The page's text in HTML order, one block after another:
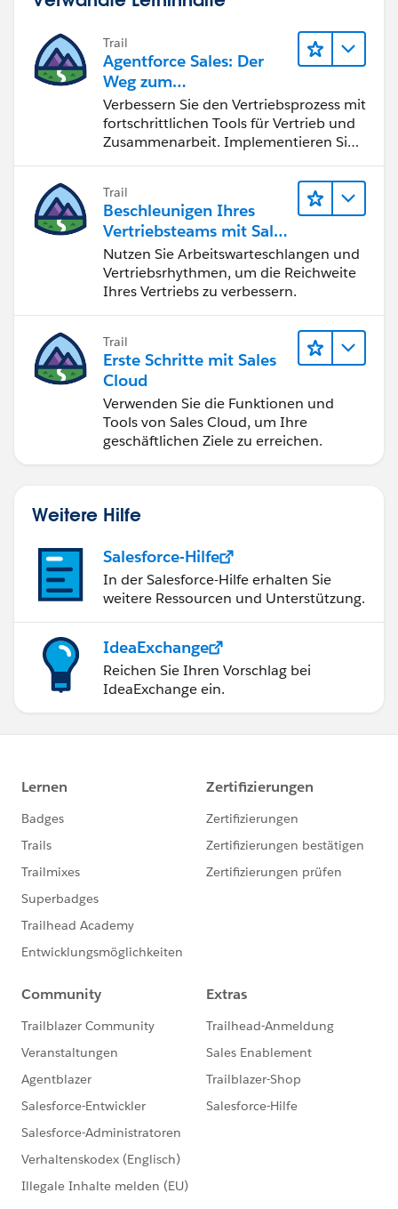
Trail
Agentforce Sales: Der
Weg zum
Vertriebsspezialisten
Verbessern Sie den Vertriebsprozess mit
fortschrittlichen Tools für Vertrieb und
Zusammenarbeit. Implementieren Sie
schließen Sie den Lead-zu-Cash-Zyklus
erfolgreich ab.
Trail
Beschleunigen Ihres
Vertriebsteams mit Sales
Engagement
Nutzen Sie Arbeitswarteschlangen und
Vertriebsrhythmen, um die Reichweite
Ihres Vertriebs zu verbessern.
Trail
Erste Schritte mit Sales
Cloud
Verwenden Sie die Funktionen und
Tools von Sales Cloud, um Ihre
geschäftlichen Ziele zu erreichen.
Weitere Hilfe
Salesforce-Hilfe
In der Salesforce-Hilfe erhalten Sie
weitere Ressourcen und Unterstützung.
IdeaExchange
Reichen Sie Ihren Vorschlag bei
IdeaExchange ein.